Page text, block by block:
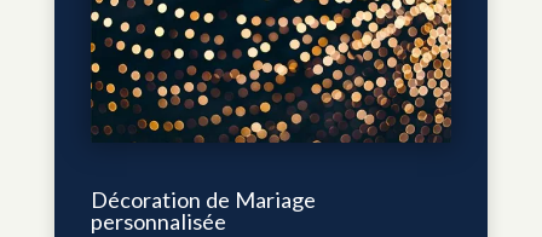
Décoration de Mariage
personnalisée